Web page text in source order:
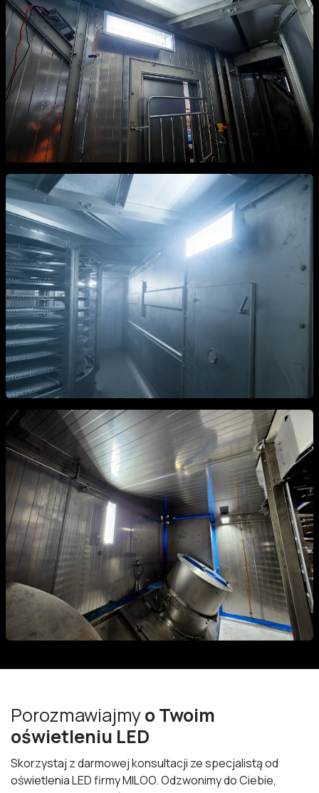
Porozmawiajmyo Twoim
oświetleniu LED
Skorzystaj z darmowej konsultacji ze specjalistą od
oświetlenia LED firmy MILOO. Odzwonimy do Ciebie,